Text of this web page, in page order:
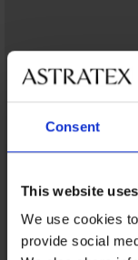
Consent
This website
We use cookies
provide social